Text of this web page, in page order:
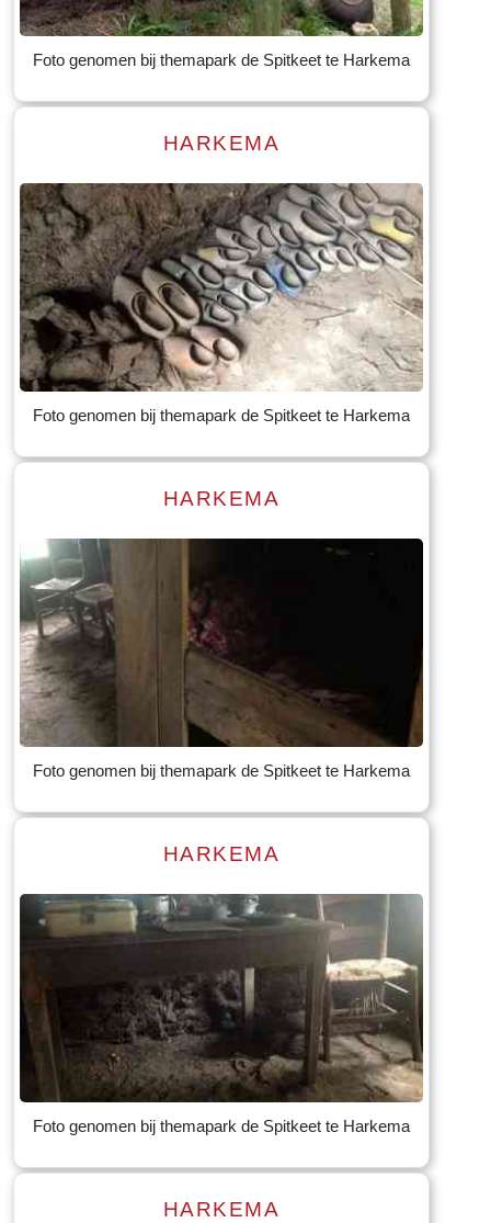
Tekst: © Foto: © Bauke Folkertsma
Foto genomen bij themapark de Spitkeet te Harkema
Read more
Tekst: © Foto: © Bauke Folkertsma
HARKEMA
Foto genomen bij themapark de Spitkeet te Harkema
Read more
Tekst: © Foto: © Bauke Folkertsma
HARKEMA
Foto genomen bij themapark de Spitkeet te Harkema
Read more
Tekst: © Foto: © Bauke Folkertsma
HARKEMA
Foto genomen bij themapark de Spitkeet te Harkema
HARKEMA